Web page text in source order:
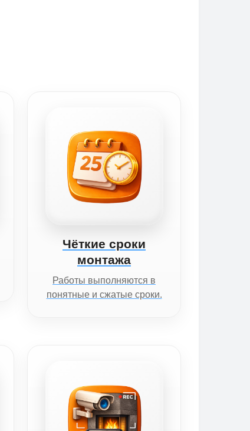
Чёткие сроки
монтажа
Работы выполняются в
понятные и сжатые сроки.